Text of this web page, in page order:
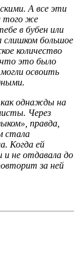
А все эти
того же
в бубен или
большое
количество
это было
освоить
как однажды на
Через
правда,
стала
Когда ей
и не отдавала до
за ней